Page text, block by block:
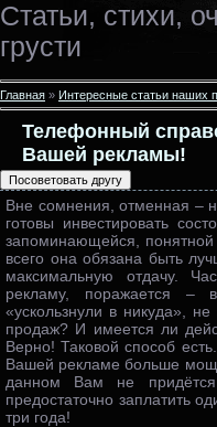
Статьи, стихи,
грусти
Главная » Интересные статьи наших
Телефонный
Вашей рекламы!
Вне сомнения, отменная –
готовы инвестировать
запоминающейся,
всего она обязана быть
максимальную отдачу.
рекламу, поражается –
«ускользнули в никуда»,
продаж? И имеется ли
Верно! Таковой способ
Вашей рекламе больше
данном Вам не
предостаточно заплатить
три года!